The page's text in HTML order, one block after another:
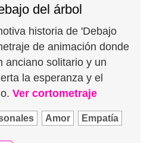
del árbol
historia de 'Debajo
de animación donde
anciano solitario y un
la esperanza y el
Ver cortometraje
Amor Empatía